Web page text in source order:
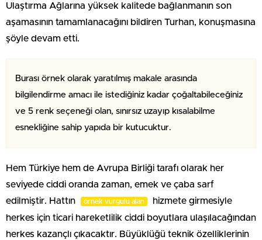
Ulaştırma Ağlarına yüksek kalitede bağlanmanın son
aşamasının tamamlanacağını bildiren Turhan, konuşmasına
şöyle devam etti.
Burası örnek olarak yaratılmış makale arasında
bilgilendirme amacı ile istediğiniz kadar çoğaltabileceğiniz
ve 5 renk seçeneği olan, sınırsız uzayıp kısalabilme
esnekliğine sahip yapıda bir kutucuktur.
Hem Türkiye hem de Avrupa Birliği tarafı olarak her
seviyede ciddi oranda zaman, emek ve çaba sarf
edilmiştir. Hattın
örnek vurgulu alan
hizmete girmesiyle
herkes için ticari hareketlilik ciddi boyutlara ulaşılacağından
herkes kazançlı çıkacaktır. Büyüklüğü teknik özelliklerinin